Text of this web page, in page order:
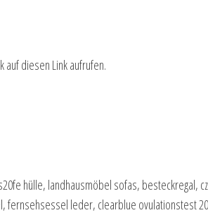
auf diesen Link aufrufen.
hülle, landhausmöbel sofas, besteckregal,
fernsehsessel leder, clearblue ovulationstest